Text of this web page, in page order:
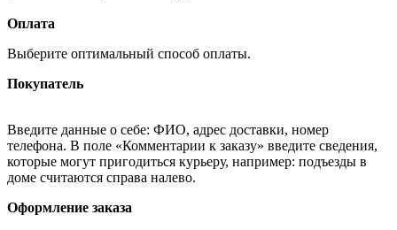
Оплата
Выберите оптимальный способ оплаты.
Покупатель
Введите данные о себе: ФИО, адрес доставки, номер
телефона. В поле «Комментарии к заказу» введите сведения,
которые могут пригодиться курьеру, например: подъезды в
доме считаются справа налево.
Оформление заказа